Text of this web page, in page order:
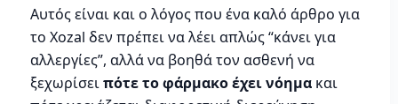
Αυτός είναι και ο λόγος που ένα καλό άρθρο για
το Xozal δεν πρέπει να λέει απλώς “κάνει για
αλλεργίες”, αλλά να βοηθά τον ασθενή να
ξεχωρίσειπότε το φάρμακο έχει νόημα και